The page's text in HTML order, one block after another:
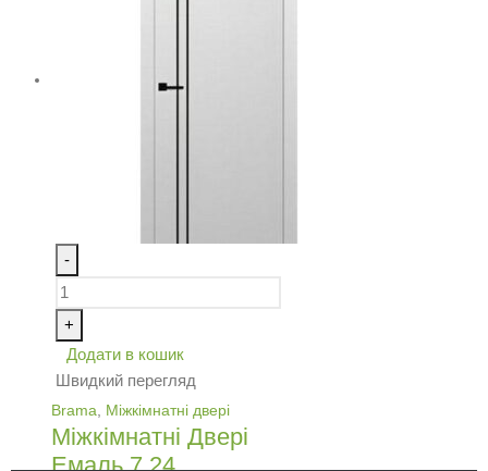
-
+
Додати в кошик
Швидкий перегляд
Brama, Міжкімнатні двері
Міжкімнатні Двері
Емаль 7.24